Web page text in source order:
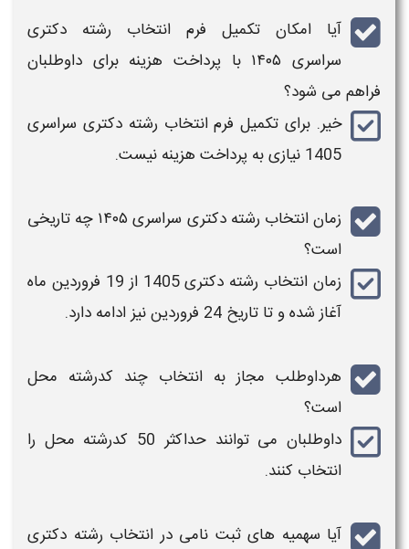
آیا امکان تکمیل فرم انتخاب رشته دکتری
سراسری ۱۴۰۵​
با پرداخت هزینه برای داوطلبان
فراهم می شود؟
خیر. برای تکمیل فرمانتخاب رشته دکتری سراسری
1405 نیازی به پرداخت هزینه نیست.
زمانانتخاب رشته دکتری سراسری ۱۴۰۵​
چه تاریخی
است؟
زمان انتخاب رشته دکتری1405
از 19 فروردین ماه
آغاز شده و تا تاریخ 24 فروردین نیز ادامه دارد.
هرداوطلب مجاز به انتخاب چند کدرشته محل
است؟
داوطلبان می توانند حداکثر 50 کدرشته محل
را
انتخاب کنند.
آیا سهمیه های ثبت نامی در انتخاب رشته دکتری